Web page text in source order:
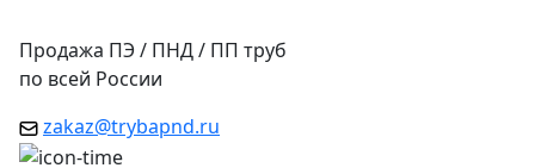
Продажа ПЭ / ПНД / ПП труб
по всей России
zakaz@trybapnd.ru